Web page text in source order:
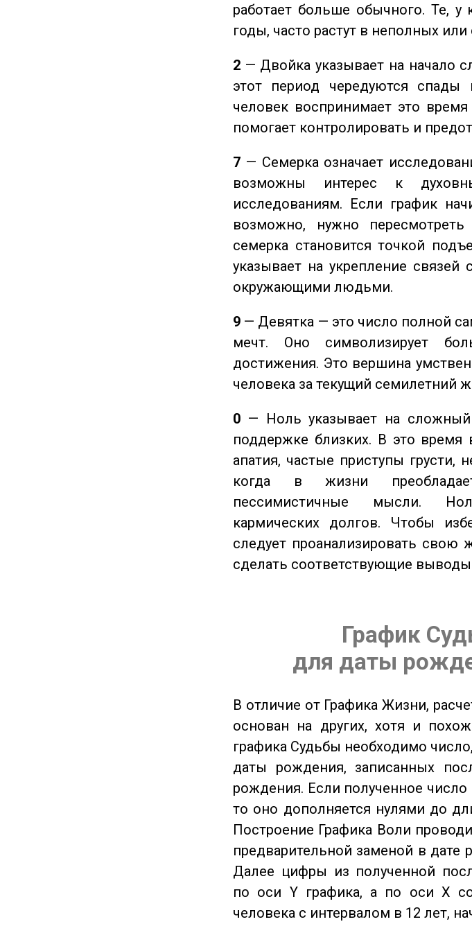
работает больше обычного. Те,
годы, часто растут в неполных
2 — Двойка указывает на начало
этот период чередуются
человек воспринимает это
помогает контролировать и
7 — Семерка означает
возможны интерес к
исследованиям. Если график
возможно, нужно
семерка становится точкой
указывает на укрепление
окружающими людьми.
9 — Девятка — это число полной
мечт. Оно символизирует
достижения. Это вершина
человека за текущий семилетний
0 — Ноль указывает на
поддержке близких. В это
апатия, частые приступы грусти,
когда в жизни
пессимистичные мысли.
кармических долгов. Чтобы
следует проанализировать свою
сделать соответствующие
График
для даты
В отличие от Графика Жизни,
основан на других, хотя и
графика Судьбы необходимо
даты рождения, записанных
рождения. Если полученное
то оно дополняется нулями до
Построение Графика Воли
предварительной заменой в
Далее цифры из полученной
по оси Y графика, а по оси X
человека с интервалом в 12 лет,